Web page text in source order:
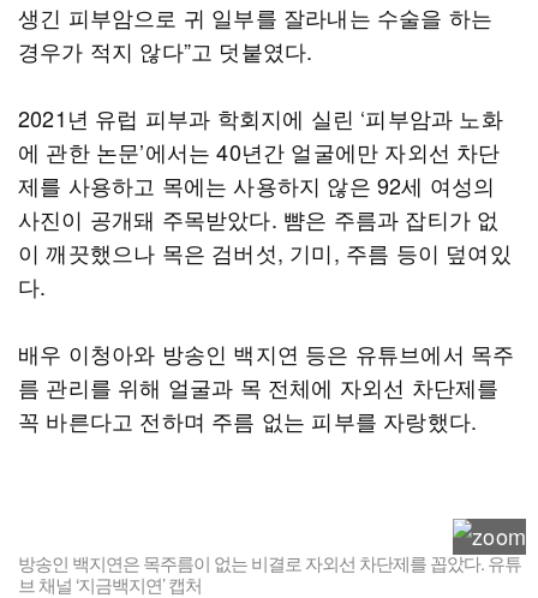
생긴 피부암으로 귀 일부를 잘라내는 수술을 하는
경우가 적지 않다”고 덧붙였다.
2021년 유럽 피부과 학회지에 실린 ‘피부암과 노화
에 관한 논문’에서는 40년간 얼굴에만 자외선 차단
제를 사용하고 목에는 사용하지 않은 92세 여성의
사진이 공개돼 주목받았다. 뺨은 주름과 잡티가 없
이 깨끗했으나 목은 검버섯, 기미, 주름 등이 덮여있
다.
배우 이청아와 방송인 백지연 등은 유튜브에서 목주
름 관리를 위해 얼굴과 목 전체에 자외선 차단제를
꼭 바른다고 전하며 주름 없는 피부를 자랑했다.
방송인 백지연은 목주름이 없는 비결로 자외선 차단제를 꼽았다. 유튜
브 채널 ‘지금백지연’ 캡처